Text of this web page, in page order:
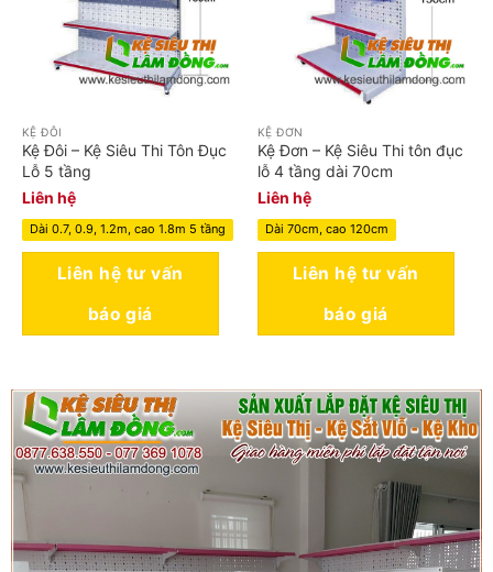
KỆ ĐÔI
Kệ Đôi – Kệ Siêu Thi Tôn Đục
Lỗ 5 tầng
Liên hệ
Dài 0.7, 0.9, 1.2m, cao 1.8m 5 tầng
Liên hệ tư vấn
báo giá
KỆ ĐƠN
Kệ Đơn – Kệ Siêu Thi tôn đục
lỗ 4 tầng dài 70cm
Liên hệ
Dài 70cm, cao 120cm
Liên hệ tư vấn
báo giá